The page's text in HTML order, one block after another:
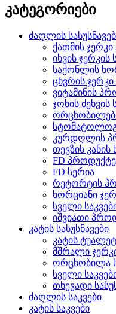
კატეგორიები
ძაღლის
ქათმის ჯერკი
იხვის ჯერკის
საქონლის
ცხვრის ჯერკი
ვიტამინის
ჯოხის ძეხვის
კურდღლის
თევზის კანის
FD
FD სერია
რეტორტის
ხორციანი
სველი
იშვიათი
კატის სასუსნავები
კატის
მშრალი
ორცხობილა
სველი
თხევადი
ძაღლის საკვები
კატის საკვები